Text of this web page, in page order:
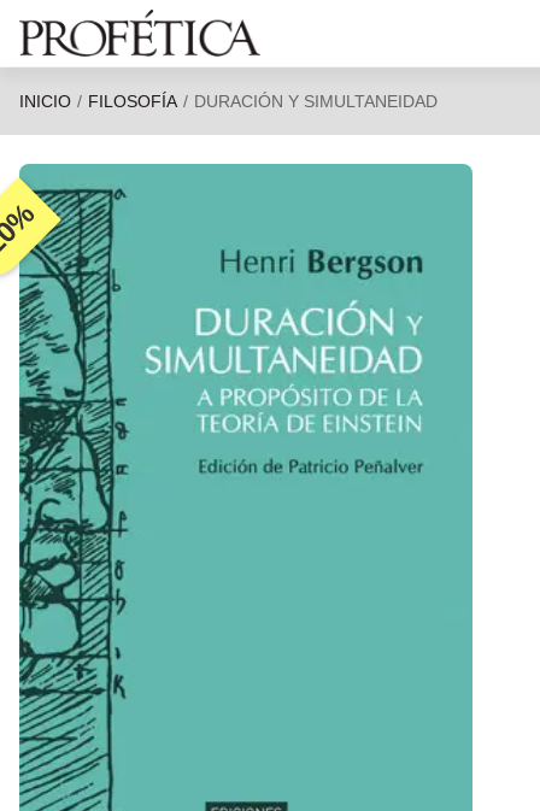
Saltar al contenido principal
INICIO FILOSOFÍA DURACIÓN Y SIMULTANEIDAD